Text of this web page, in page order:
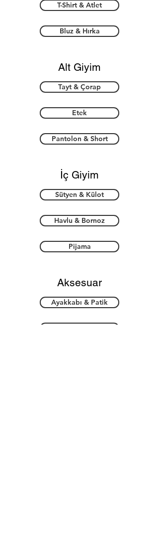
T-Shirt & Atlet
Bluz & Hırka
Alt Giyim
Tayt & Çorap
Etek
Pantolon & Short
İç Giyim
Sütyen & Külot
Havlu & Bornoz
Pijama
Aksesuar
Ayakkabı & Patik